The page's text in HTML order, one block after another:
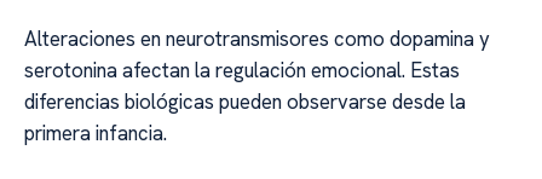
Alteraciones en neurotransmisores como dopamina y
serotonina afectan la regulación emocional. Estas
diferencias biológicas pueden observarse desde la
primera infancia.